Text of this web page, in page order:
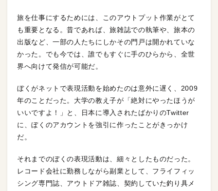
旅を仕事にするためには、このアウトプット作業がとて
も重要となる。昔であれば、旅雑誌での執筆や、旅本の
出版など、一部の人たちにしかその門戸は開かれていな
かった。でも今では、誰でもすぐに手のひらから、全世
界へ向けて発信が可能だ。
ぼくがネットで表現活動を始めたのは意外に遅く、2009
年のことだった。大学の教え子が「絶対にやったほうが
いいですよ！」と、日本に導入されたばかりのTwitter
に、ぼくのアカウントを強引に作ったことがきっかけ
だ。
それまでのぼくの表現活動は、細々としたものだった。
レコード会社に勤務しながら副業として、フライフィッ
シング専門誌、アウトドア雑誌、契約していた釣り具メ